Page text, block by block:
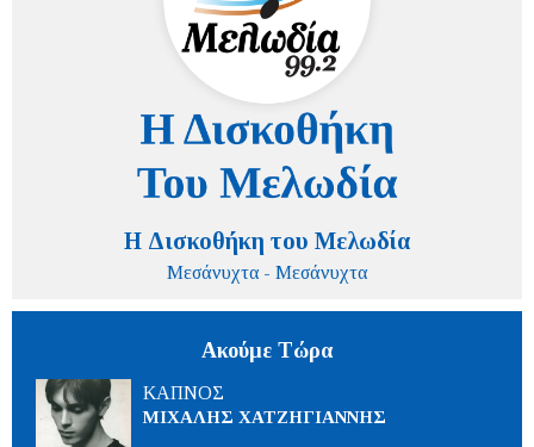
Η Δισκοθήκη του Μελωδία
Μεσάνυχτα - Μεσάνυχτα
Ακούμε Τώρα
ΚΑΠΝΟΣ
ΜΙΧΑΛΗΣ ΧΑΤΖΗΓΙΑΝΝΗΣ